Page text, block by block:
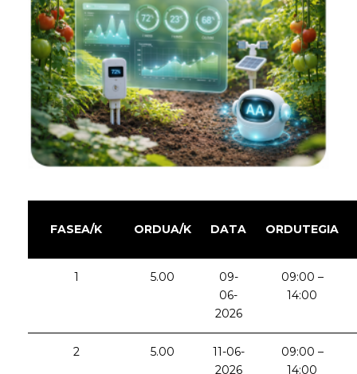
FASEA/K ORDUA/K DATA ORDUTEGIA
1 5.00
09-
06-
2026
09:00 –
14:00
2 5.00
11-06-
2026
09:00 –
14:00